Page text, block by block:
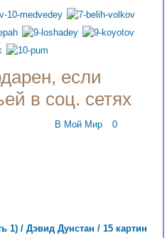
если
в соц. сетях
В Мой Мир
0
1) / Дэвид Дунстан / 15 картин